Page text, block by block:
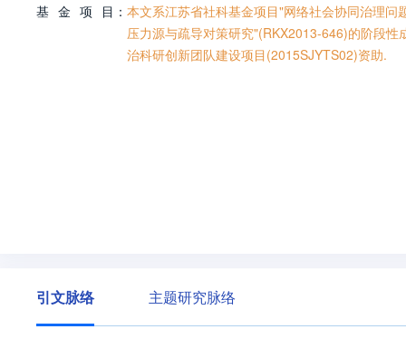
基 金 项 目： 本文系江苏省社科基金项目"网络社会协同治理
压力源与疏导对策研究"(RKX2013-646)的阶段
治科研创新团队建设项目(2015SJYTS02)资助.
引文脉络 主题研究脉络